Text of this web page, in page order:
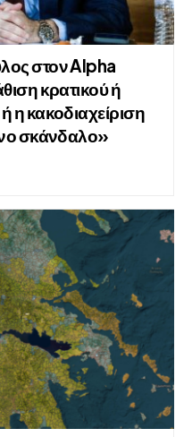
στον Alpha
κρατικού ή
η κακοδιαχείριση
σκάνδαλο»